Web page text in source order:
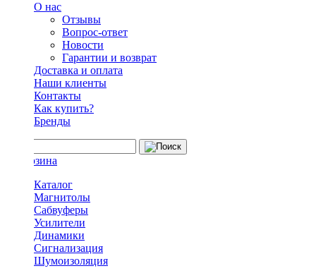
О нас
Отзывы
Вопрос-ответ
Новости
Гарантии и возврат
Доставка и оплата
Наши клиенты
Контакты
Как купить?
Бренды
Каталог
Магнитолы
Сабвуферы
Усилители
Динамики
Сигнализация
Шумоизоляция